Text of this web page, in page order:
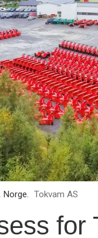
Norge. Tokvam AS
for